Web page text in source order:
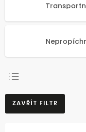
NEJPRODÁVANĚJŠÍ
NEJLEVNĚJŠÍ
ZAVŘÍT FILTR